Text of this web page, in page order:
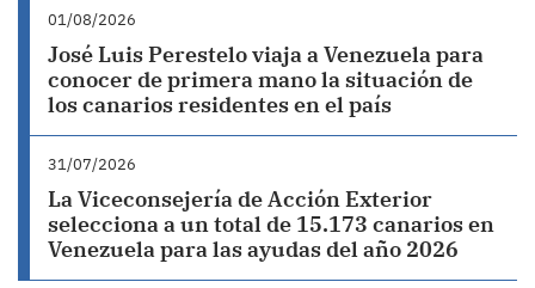
01/08/2026
José Luis Perestelo viaja a Venezuela para
conocer de primera mano la situación de
los canarios residentes en el país
31/07/2026
La Viceconsejería de Acción Exterior
selecciona a un total de 15.173 canarios en
Venezuela para las ayudas del año 2026